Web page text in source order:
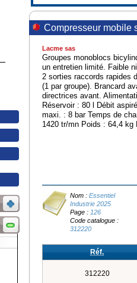
Compresseur mobile
Lacme sas
Groupes monoblocs
un entretien limité. Faible
2 sorties raccords rapides
(1 par groupe). Brancard
directrices avant.
Réservoir : 80 l Débit
maxi. : 8 bar Temps de
1420 tr/mn Poids : 64,4
Nom :Essentiel
Industrie 2025
Page :126
Code catalogue :
312220
Réf.
312220